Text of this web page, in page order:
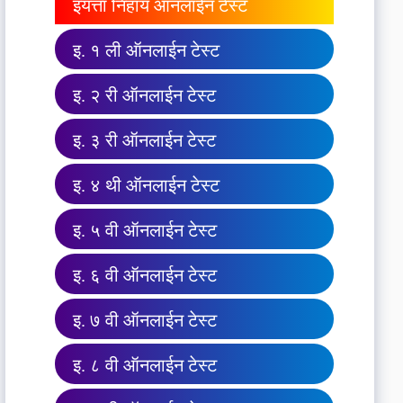
इयत्ता निहाय ऑनलाईन टेस्ट
इ. १ ली ऑनलाईन टेस्ट
इ. २ री ऑनलाईन टेस्ट
इ. ३ री ऑनलाईन टेस्ट
इ. ४ थी ऑनलाईन टेस्ट
इ. ५ वी ऑनलाईन टेस्ट
इ. ६ वी ऑनलाईन टेस्ट
इ. ७ वी ऑनलाईन टेस्ट
इ. ८ वी ऑनलाईन टेस्ट